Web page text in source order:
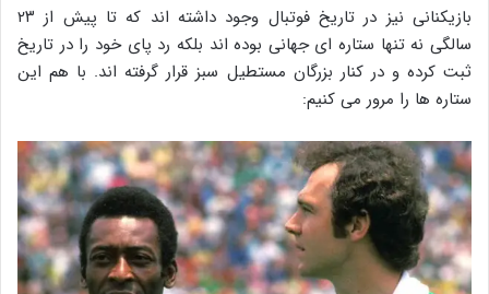
بازیکنانی نیز در تاریخ فوتبال وجود داشته اند که تا پیش از ۲۳
سالگی نه تنها ستاره ای جهانی بوده اند بلکه رد پای خود را در تاریخ
ثبت کرده و در کنار بزرگان مستطیل سبز قرار گرفته اند. با هم این
ستاره ها را مرور می کنیم: